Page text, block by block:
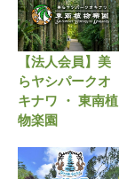
【法人会員】美
らヤシパークオ
キナワ ・ 東南植
物楽園